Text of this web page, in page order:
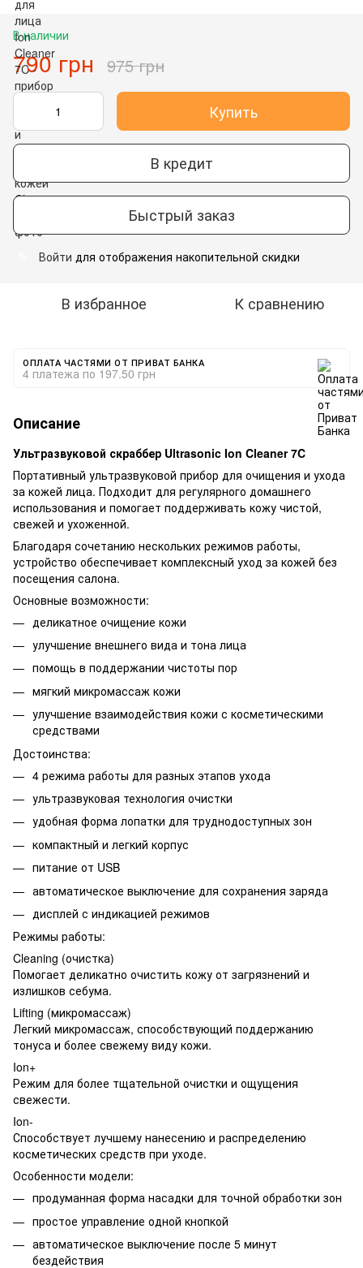
В наличии
790 грн 975 грн
Купить
В кредит
Быстрый заказ
Войти для отображения накопительной скидки
В избранное К сравнению
ОПЛАТА ЧАСТЯМИ ОТ ПРИВАТ БАНКА
4 платежа по 197.50 грн
Описание
Ультразвуковой скраббер Ultrasonic Ion Cleaner 7C
Портативный ультразвуковой прибор для очищения и ухода
за кожей лица. Подходит для регулярного домашнего
использования и помогает поддерживать кожу чистой,
свежей и ухоженной.
Благодаря сочетанию нескольких режимов работы,
устройство обеспечивает комплексный уход за кожей без
посещения салона.
Основные возможности:
деликатное очищение кожи
улучшение внешнего вида и тона лица
помощь в поддержании чистоты пор
мягкий микромассаж кожи
улучшение взаимодействия кожи с косметическими
средствами
Достоинства:
4 режима работы для разных этапов ухода
ультразвуковая технология очистки
удобная форма лопатки для труднодоступных зон
компактный и легкий корпус
питание от USB
автоматическое выключение для сохранения заряда
дисплей с индикацией режимов
Режимы работы:
Cleaning (очистка)
Помогает деликатно очистить кожу от загрязнений и
излишков себума.
Lifting (микромассаж)
Легкий микромассаж, способствующий поддержанию
тонуса и более свежему виду кожи.
Ion+
Режим для более тщательной очистки и ощущения
свежести.
Ion-
Способствует лучшему нанесению и распределению
косметических средств при уходе.
Особенности модели:
продуманная форма насадки для точной обработки зон
простое управление одной кнопкой
автоматическое выключение после 5 минут
бездействия